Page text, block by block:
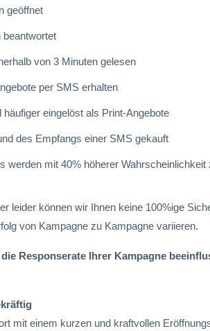
geöffnet
beantwortet
von 3 Minuten gelesen
per SMS erhalten
eingelöst als Print-Angebote
des Empfangs einer SMS gekauft
werden mit 40% höherer Wahrscheinlichkeit
leider können wir Ihnen keine 100%ige
von Kampagne zu Kampagne variieren.
Responserate Ihrer Kampagne
mit einem kurzen und kraftvollen